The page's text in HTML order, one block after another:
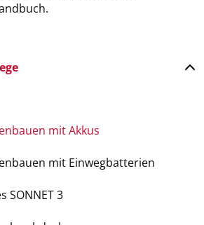
mit Akkus
mit Einwegbatterien
SONNET 3